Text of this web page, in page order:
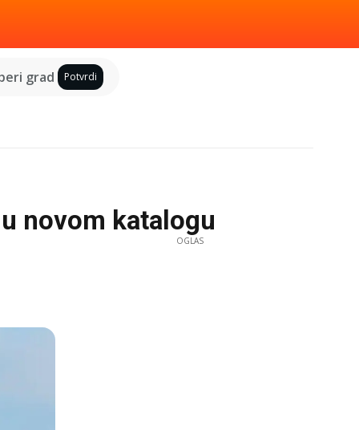
grad Potvrdi
novom katalogu
OGLAS